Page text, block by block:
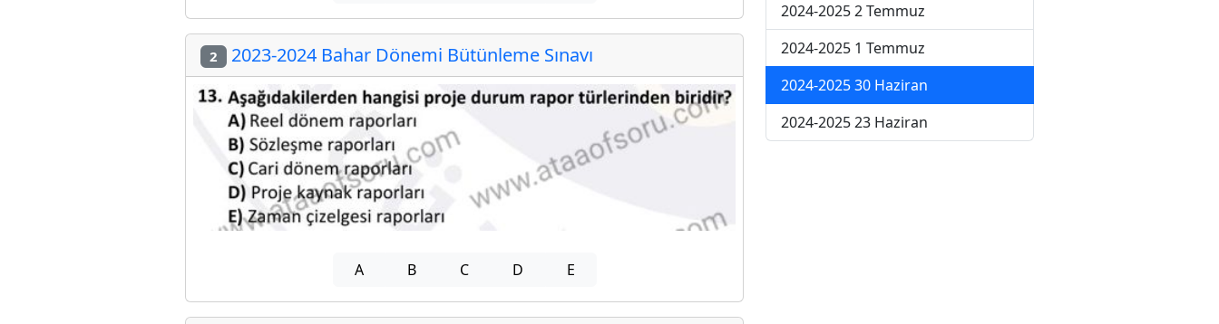
2 2023-2024 Bahar Dönemi Bütünleme Sınavı
A B C D E
2024-2025 2 Temmuz
2024-2025 1 Temmuz
2024-2025 30 Haziran
2024-2025 23 Haziran